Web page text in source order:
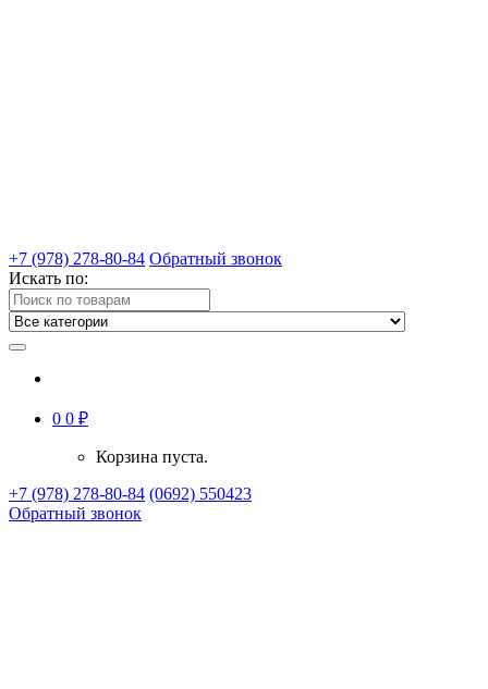
+7 (978) 278-80-84 Обратный звонок
Искать по:
0 0 ₽
Корзина пуста.
+7 (978) 278-80-84 (0692) 550423
Обратный звонок